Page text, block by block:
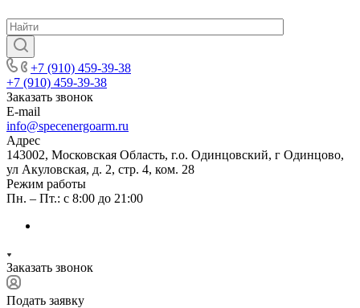
+7 (910) 459-39-38
+7 (910) 459-39-38
Заказать звонок
E-mail
info@specenergoarm.ru
Адрес
143002, Московская Область, г.о. Одинцовский, г Одинцово,
ул Акуловская, д. 2, стр. 4, ком. 28
Режим работы
Пн. – Пт.: с 8:00 до 21:00
Заказать звонок
Подать заявку